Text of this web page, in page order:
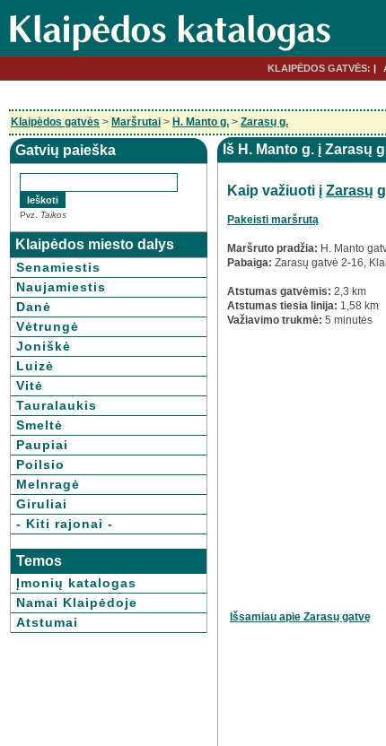
KLAIPĖDOS GATVĖS:
Klaipėdos gatvės > Maršrutai > H. Manto g. > Zarasų g.
Gatvių paieška
Pvz. Taikos
Klaipėdos miesto dalys
Senamiestis
Naujamiestis
Danė
Vėtrungė
Joniškė
Luizė
Vitė
Tauralaukis
Smeltė
Paupiai
Poilsio
Melnragė
Giruliai
- Kiti rajonai -
Temos
Įmonių katalogas
Namai Klaipėdoje
Atstumai
Iš H. Manto g. į Zarasų
Kaip važiuoti į Zarasų
Pakeisti maršrutą
Maršruto pradžia: H. Manto
Pabaiga: Zarasų gatvė 2-16,
Atstumas gatvėmis: 2,3 km
Atstumas tiesia linija: 1,58 km
Važiavimo trukmė: 5 minutės
Išsamiau apie Zarasų gatvę